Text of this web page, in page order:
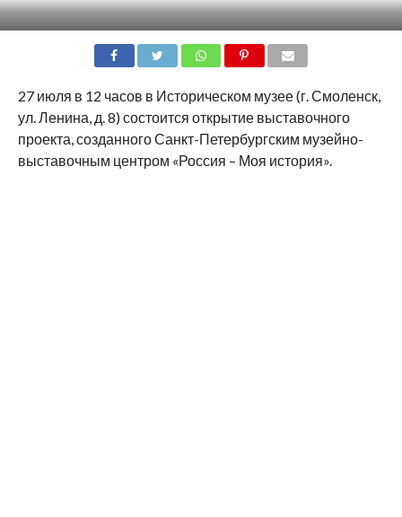
27 июля в 12 часов в Историческом музее (г. Смоленск,
ул. Ленина, д. 8) состоится открытие выставочного
проекта, созданного Санкт-Петербургским музейно-
выставочным центром «Россия – Моя история».